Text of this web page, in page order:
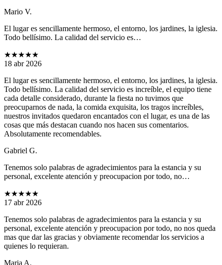
Mario V.
El lugar es sencillamente hermoso, el entorno, los jardines, la iglesia.
Todo bellísimo. La calidad del servicio es…
★★★★★
18 abr 2026
El lugar es sencillamente hermoso, el entorno, los jardines, la iglesia.
Todo bellísimo. La calidad del servicio es increíble, el equipo tiene
cada detalle considerado, durante la fiesta no tuvimos que
preocuparnos de nada, la comida exquisita, los tragos increíbles,
nuestros invitados quedaron encantados con el lugar, es una de las
cosas que más destacan cuando nos hacen sus comentarios.
Absolutamente recomendables.
Gabriel G.
Tenemos solo palabras de agradecimientos para la estancia y su
personal, excelente atención y preocupacion por todo, no…
★★★★★
17 abr 2026
Tenemos solo palabras de agradecimientos para la estancia y su
personal, excelente atención y preocupacion por todo, no nos queda
mas que dar las gracias y obviamente recomendar los servicios a
quienes lo requieran.
Maria A.